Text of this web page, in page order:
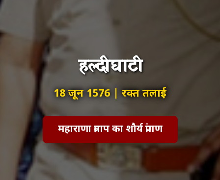
हल्दीघाटी
18 जून 1576 | रक्त तलाई
महाराणा प्रताप का शौर्य प्रांगण